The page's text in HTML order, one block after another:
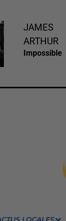
JAMES
ARTHUR
Impossible